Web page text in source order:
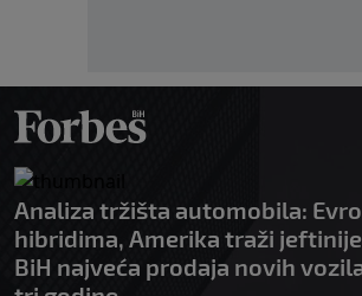
Analiza tržišta automobila:
hibridima, Amerika traži
BiH najveća prodaja novih